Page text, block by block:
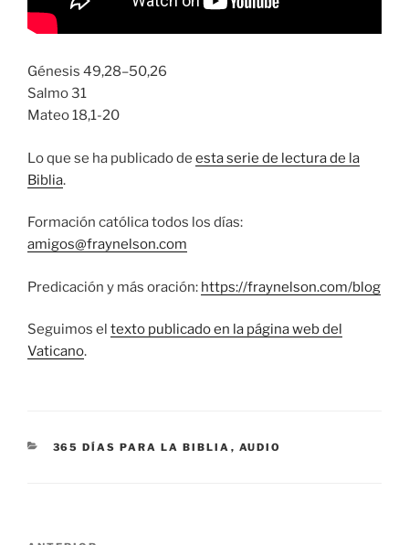
Génesis 49,28–50,26
Salmo 31
Mateo 18,1-20
Lo que se ha publicado de esta serie de lectura de la
Biblia.
Formación católica todos los días:
amigos@fraynelson.com
Predicación y más oración: https://fraynelson.com/blog
Seguimos el texto publicado en la página web del
Vaticano.
CATEGORÍAS
365 DÍAS PARA LA BIBLIA , AUDIO